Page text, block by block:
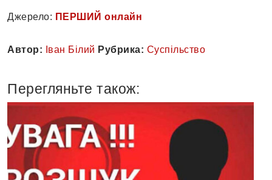
Джерело: ПЕРШИЙ онлайн
Автор: Іван Білий Рубрика: Суспільство
Перегляньте також: